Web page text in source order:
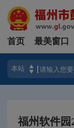
首页 最美窗口
福州软件园